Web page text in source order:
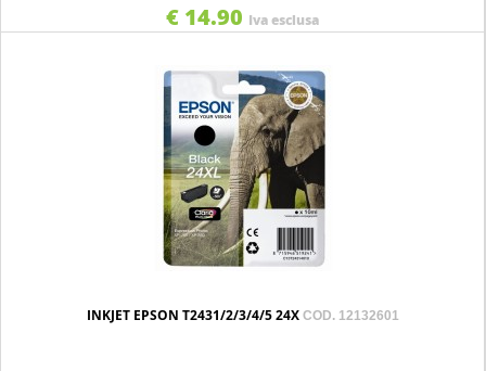
€ 14.90 Iva esclusa
INKJET EPSON T2431/2/3/4/5 24X COD. 12132601